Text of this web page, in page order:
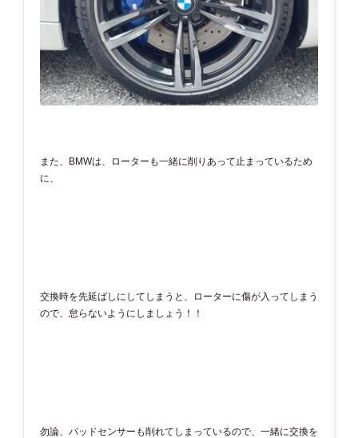
また、BMWは、ローターも一緒に削りあって止まっているため
に、
交換時を先延ばしにしてしまうと、ローターに傷が入ってしまう
ので、怠らないようにしましょう！！
勿論、パッドセンサーも削れてしまっているので、一緒に交換を